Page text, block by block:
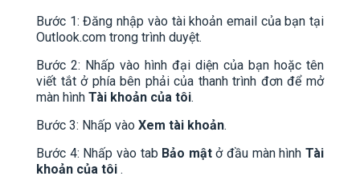
Bước 1: Đăng nhập vào tài khoản email của bạn tại
Outlook.com trong trình duyệt.
Bước 2: Nhấp vào hình đại diện của bạn hoặc tên
viết tắt ở phía bên phải của thanh trình đơn để mở
màn hình Tài khoản của tôi.
Bước 3: Nhấp vào Xem tài khoản.
Bước 4: Nhấp vào tab Bảo mậtở đầu màn hìnhTài
khoản của tôi .